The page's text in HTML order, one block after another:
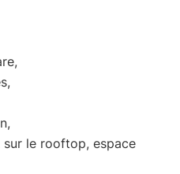
sur le rooftop, espace